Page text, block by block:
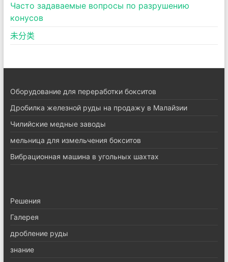
Часто задаваемые вопросы по разрушению
конусов
未分类
Оборудование для переработки бокситов
Дробилка железной руды на продажу в Малайзии
Чилийские медные заводы
мельница для измельчения бокситов
Вибрационная машина в угольных шахтах
Pешения
Галерея
дробление руды
знание